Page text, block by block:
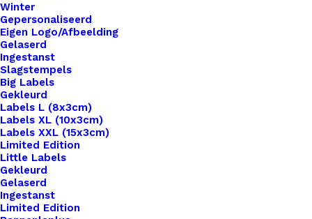
Winter
Gepersonaliseerd
Eigen Logo/Afbeelding
Gelaserd
Ingestanst
Slagstempels
Big Labels
Gekleurd
Labels L (8x3cm)
Labels XL (10x3cm)
Labels XXL (15x3cm)
Limited Edition
Little Labels
Gekleurd
Gelaserd
Ingestanst
Limited Edition
Home Hobby Bedels Vlinder Zilver White 8x8mm
Bedels Vlinder Zilver
White 8x8mm